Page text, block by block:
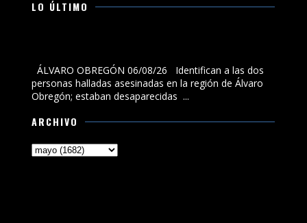
LO ÚLTIMO
ÁLVARO OBREGÓN 06/08/26 Identifican a las dos
personas halladas asesinadas en la región de Álvaro
Obregón; estaban desaparecidas ...
ARCHIVO